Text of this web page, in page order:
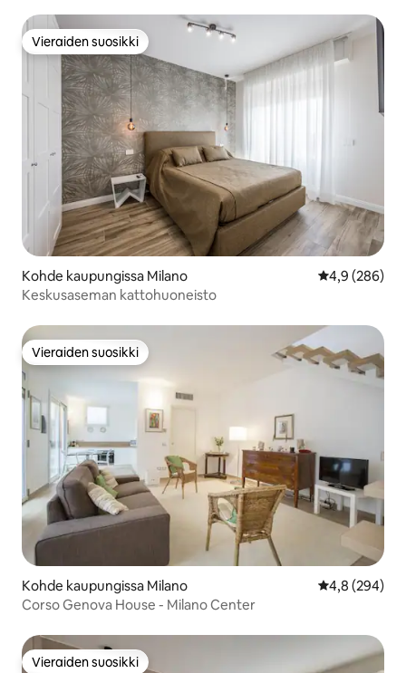
Vieraiden suosikki
Vieraiden suosikki
Kohde kaupungissa Milano
4,9 (286)
Keskusaseman kattohuoneisto
Vieraiden suosikki
Vieraiden suosikki
Kohde kaupungissa Milano
4,8 (294)
Corso Genova House - Milano Center
Vieraiden suosikki